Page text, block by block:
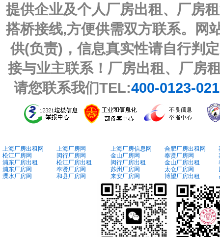
提供企业及个人厂房出租、厂房
搭桥接线,方便供需双方联系。网
供(负责)，信息真实性请自行判
接与业主联系！厂房出租、厂房
请您联系我们TEL:400-0123-
上海厂房出租网 上海厂房网 上海厂房信息网 合肥厂房出租网
松江厂房网
闵行厂房网 金山厂房网 奉贤厂房网
浦东厂房出租
松江厂房出租 闵行厂房出租 金山厂房出租
浦东厂房网
奉贤厂房网 苏州厂房网 太仓厂房网
溧水厂房网
和县厂房网 来安厂房网 博望厂房出租